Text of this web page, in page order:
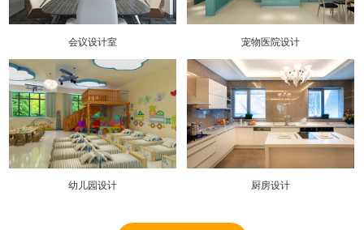
会议设计室 宠物医院设计
幼儿园设计 厨房设计